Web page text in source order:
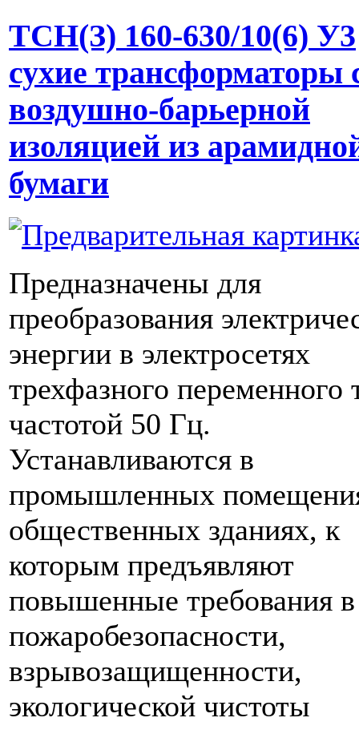
ТСН(З) 160-630/10(6) У3
сухие трансформаторы
воздушно-барьерной
изоляцией из
бумаги
Предназначены для
преобразования
энергии в электросетях
трехфазного переменного
частотой 50 Гц.
Устанавливаются в
промышленных
общественных зданиях, к
которым предъявляют
повышенные требования в
пожаробезопасности,
взрывозащищенности,
экологической чистоты